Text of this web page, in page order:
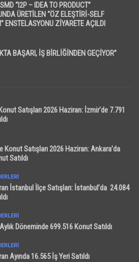
“I2P – IDEA TO PRODUCT”
ÜRETİLEN “ÖZ ELEŞTİRİ-SELF
ENSTELASYONU ZİYARETE AÇILDI
BAŞARI, İŞ BİRLİĞİNDEN GEÇİYOR”
Satışları 2026 Haziran: İzmir’de 7.791
Konut Satışları 2026 Haziran: Ankara’da
Satıldı
İstanbul İlçe Satışları: İstanbul’da 24.084
Döneminde 699.516 Konut Satıldı
Ayında 16.565 İş Yeri Satıldı